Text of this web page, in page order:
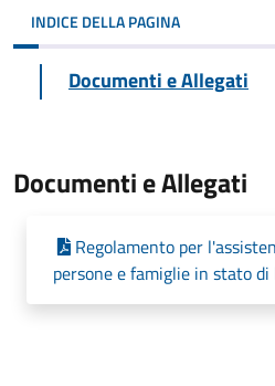
INDICE DELLA PAGINA
Documenti e Allegati
Documenti e Allegati
Regolamento per
persone e famiglie in stato di